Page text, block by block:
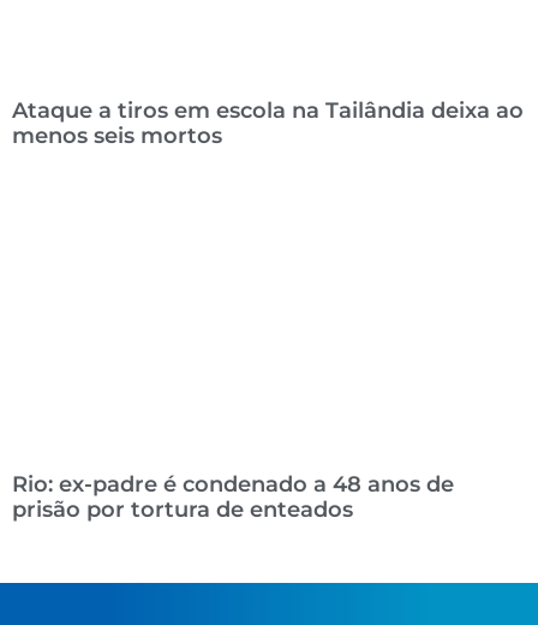
Ataque a tiros em escola na Tailândia deixa ao
menos seis mortos
Rio: ex-padre é condenado a 48 anos de
prisão por tortura de enteados